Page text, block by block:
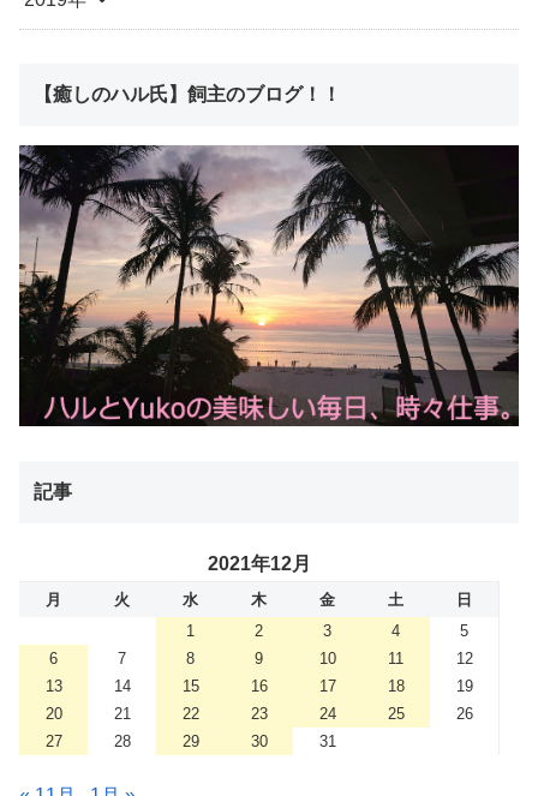
【癒しのハル氏】飼主のブログ！！
記事
2021年12月
月 火 水 木 金 土
日
1
2 3 4
5
6
7 8 9 10 11
12
13
14 15 16 17 18
19
20
21 22 23 24 25
26
27
28 29 30 31